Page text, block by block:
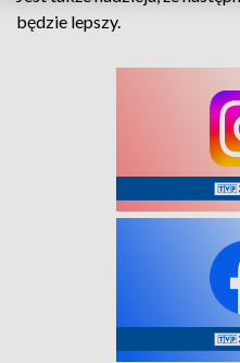
będzie lepszy.